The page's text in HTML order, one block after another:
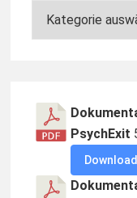
Footer
WidgetsPsychExit
Download